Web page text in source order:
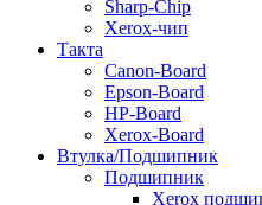
Sharp-Chip
Xerox-чип
Такта
Canon-Board
Epson-Board
HP-Board
Xerox-Board
Втулка/Подшипник
Подшипник
Xerox